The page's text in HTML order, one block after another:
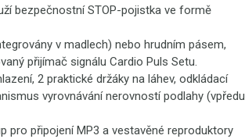
bezpečnostní STOP-pojistka ve formě
v madlech) nebo hrudním pásem,
přijímač signálu Cardio Puls Setu.
2 praktické držáky na láhev, odkládací
vyrovnávání nerovností podlahy (vpředu
pro připojení MP3 a vestavěné reproduktory